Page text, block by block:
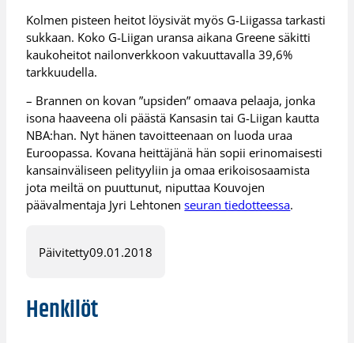
Kolmen pisteen heitot löysivät myös G-Liigassa tarkasti
sukkaan. Koko G-Liigan uransa aikana Greene säkitti
kaukoheitot nailonverkkoon vakuuttavalla 39,6%
tarkkuudella.
– Brannen on kovan ”upsiden” omaava pelaaja, jonka
isona haaveena oli päästä Kansasin tai G-Liigan kautta
NBA:han. Nyt hänen tavoitteenaan on luoda uraa
Euroopassa. Kovana heittäjänä hän sopii erinomaisesti
kansainväliseen pelityyliin ja omaa erikoisosaamista
jota meiltä on puuttunut, niputtaa Kouvojen
päävalmentaja Jyri Lehtonenseuran tiedotteessa.
Päivitetty09.01.2018
Henkilöt